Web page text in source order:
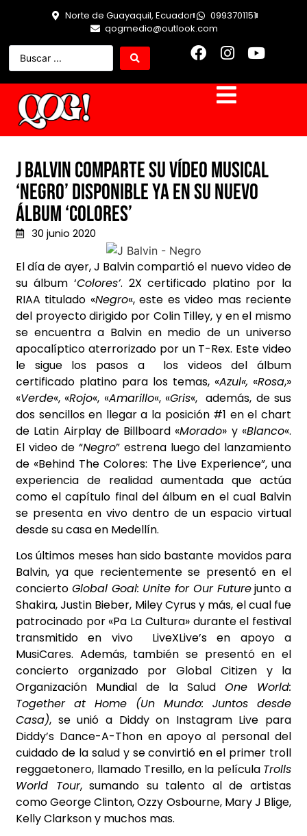
Norte de Guayaquil, Ecuador
0993701151
qogmedio@outlook.com
J Balvin comparte su vídeo musical
‘Negro’ disponible ya en su nuevo
álbum ‘Colores’
30 junio 2020
El día de ayer, J Balvin compartió el nuevo video de
su álbum ‘Colores’. 2X certificado platino por la
RIAA titulado «Negro«, este es video mas reciente
del proyecto dirigido por Colin Tilley, y en el mismo
se encuentra a Balvin en medio de un universo
apocalíptico aterrorizado por un T-Rex. Este video
le sigue los pasos a los videos del álbum
certificado platino para los temas, «Azul«, «Rosa,»
«Verde«, «Rojo«, «Amarillo«, «Gris«, además, de sus
dos sencillos en llegar a la posición #1 en el chart
de Latin Airplay de Billboard «Morado» y «Blanco«.
El video de “Negro” estrena luego del lanzamiento
de «Behind The Colores: The Live Experience”, una
experiencia de realidad aumentada que actúa
como el capítulo final del álbum en el cual Balvin
se presenta en vivo dentro de un espacio virtual
desde su casa en Medellín.
Los últimos meses han sido bastante movidos para
Balvin, ya que recientemente se presentó en el
concierto Global Goal: Unite for Our Futurejunto a
Shakira, Justin Bieber, Miley Cyrus y más, el cual fue
patrocinado por «Pa La Cultura» durante el festival
transmitido en vivo LiveXLive’s en apoyo a
MusiCares. Además, también se presentó en el
concierto organizado por Global Citizen y la
Organización Mundial de la Salud One World:
Together at Home (Un Mundo: Juntos desde
Casa), se unió a Diddy on Instagram Live para
Diddy’s Dance-A-Thon en apoyo al personal del
cuidado de la salud y se convirtió en el primer troll
reggaetonero, llamado Tresillo, en la película Trolls
World Tour, sumando su talento al de artistas
como George Clinton, Ozzy Osbourne, Mary J Blige,
Kelly Clarkson y muchos mas.